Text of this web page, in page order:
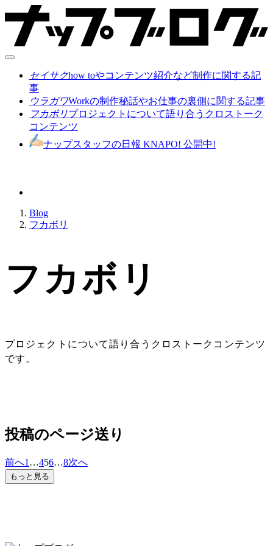
セイサクhow toやコンテンツ紹介など制作に関する記
事
ウラガワWorkの制作秘話やお仕事の裏側に関する記事
フカボリプロジェクトについて語り合うクロストーク
コンテンツ
ナップスタッフの日報 KNAPO! 公開中!
Blog
フカボリ
フカボリ
プロジェクトについて語り合うクロストークコンテンツ
です。
投稿のページ送り
前へ1 …456…8次へ
もっと見る